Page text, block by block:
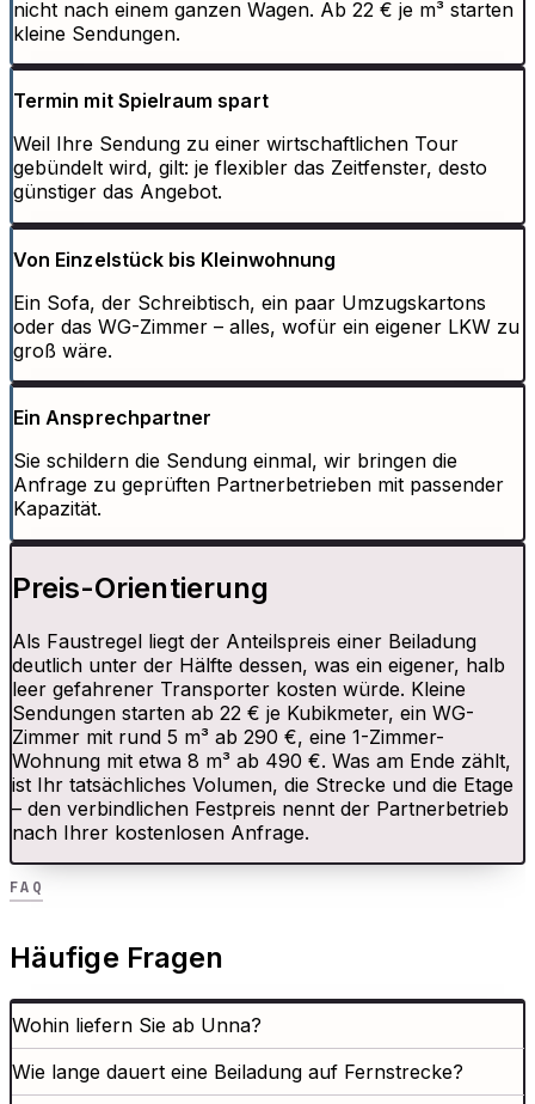
nicht nach einem ganzen Wagen. Ab 22 € je m³ starten
kleine Sendungen.
Termin mit Spielraum spart
Weil Ihre Sendung zu einer wirtschaftlichen Tour
gebündelt wird, gilt: je flexibler das Zeitfenster, desto
günstiger das Angebot.
Von Einzelstück bis Kleinwohnung
Ein Sofa, der Schreibtisch, ein paar Umzugskartons
oder das WG-Zimmer – alles, wofür ein eigener LKW zu
groß wäre.
Ein Ansprechpartner
Sie schildern die Sendung einmal, wir bringen die
Anfrage zu geprüften Partnerbetrieben mit passender
Kapazität.
Preis-Orientierung
Als Faustregel liegt der Anteilspreis einer Beiladung
deutlich unter der Hälfte dessen, was ein eigener, halb
leer gefahrener Transporter kosten würde. Kleine
Sendungen starten ab 22 € je Kubikmeter, ein WG-
Zimmer mit rund 5 m³ ab 290 €, eine 1-Zimmer-
Wohnung mit etwa 8 m³ ab 490 €. Was am Ende zählt,
ist Ihr tatsächliches Volumen, die Strecke und die Etage
– den verbindlichen Festpreis nennt der Partnerbetrieb
nach Ihrer kostenlosen Anfrage.
FAQ
Häufige Fragen
Wohin liefern Sie ab Unna?
Wie lange dauert eine Beiladung auf Fernstrecke?